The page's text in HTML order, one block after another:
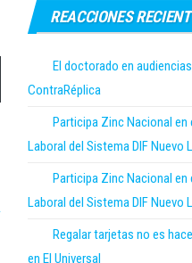
REACCIONES
El doctorado en
ContraRéplica
Participa Zinc Nacional en
Laboral del Sistema DIF Nuevo
Participa Zinc Nacional en
Laboral del Sistema DIF Nuevo
Regalar tarjetas no es
en El Universal